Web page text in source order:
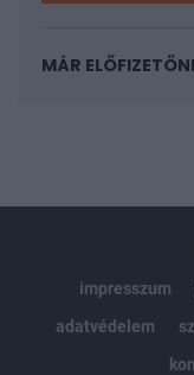
MÁR
impresszum
adatvédelem